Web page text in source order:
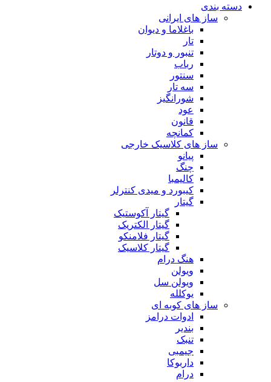
دسته بندی
ساز های ایرانی
باغلاما و دیوان
تار
تنبور و دوتار
رباب
سنتور
سه تار
شورانگیز
عود
قانون
کمانچه
ساز های کلاسیک خارجی
پیانو
چنگ
کالیمبا
کیبورد و میدی کنترلر
گیتار
گیتار آکوستیک
گیتار الکتریک
گیتار فلامنکو
گیتار کلاسیک
هنگ درام
ویولن
ویولن سل
یوکلله
ساز های کوبه ای
ادوات درامز
بندیر
تنبک
جیمبی
داربوکا
درام